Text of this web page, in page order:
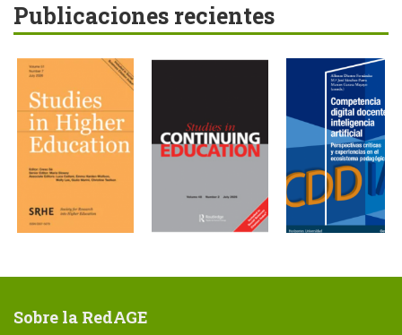
Publicaciones recientes
Sobre la RedAGE